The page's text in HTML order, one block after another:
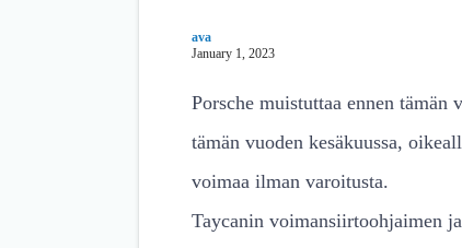
ava
January 1, 2023
Porsche muistuttaa ennen
tämän vuoden kesäkuussa,
voimaa ilman varoitusta.
Taycanin voimansiirtoohjaimen